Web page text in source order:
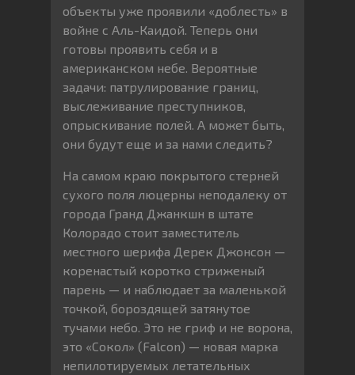
объекты уже проявили «доблесть» в
войне с Аль-Каидой. Теперь они
готовы проявить себя и в
американском небе. Вероятные
задачи: патрулирование границ,
выслеживание преступников,
опрыскивание полей. А может быть,
они будут еще и за нами следить?
На самом краю покрытого стерней
сухого поля люцерны неподалеку от
города Гранд Джанкшн в штате
Колорадо стоит заместитель
местного шерифа Дерек Джонсон —
коренастый коротко стриженый
парень — и наблюдает за маленькой
точкой, бороздящей затянутое
тучами небо. Это не гриф и не ворона,
это «Сокол» (Falcon) — новая марка
непилотируемых летательных